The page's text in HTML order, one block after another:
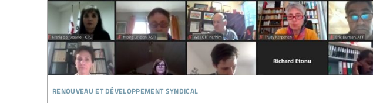
renouveau et développement syndical